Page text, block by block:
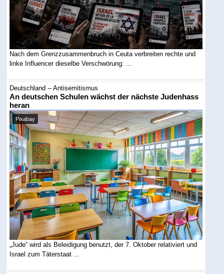
Nach dem Grenzzusammenbruch in Ceuta verbreiten rechte und
linke Influencer dieselbe Verschwörung: ...
Deutschland -- Antisemitismus
An deutschen Schulen wächst der nächste Judenhass
heran
Pixabay
„Jude“ wird als Beleidigung benutzt, der 7. Oktober relativiert und
Israel zum Täterstaat ...